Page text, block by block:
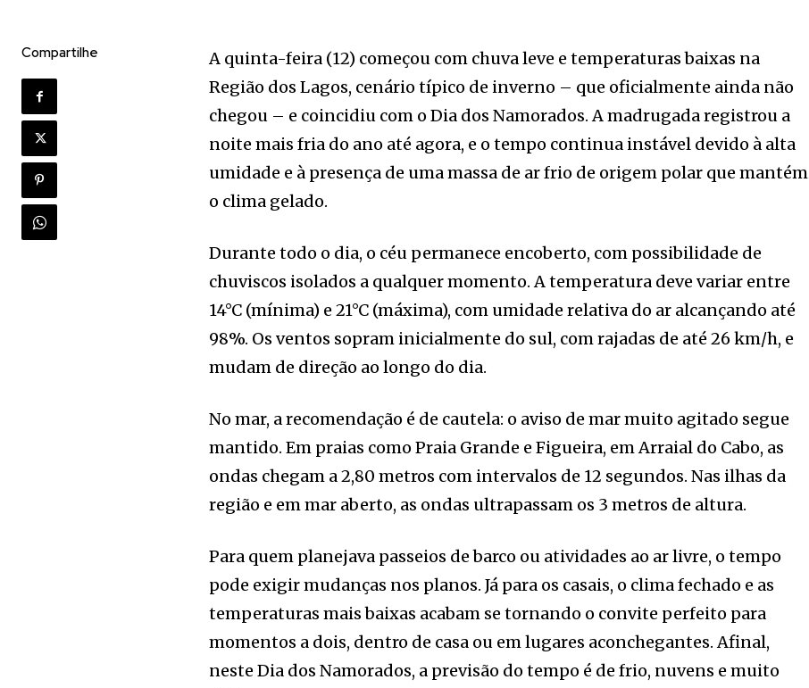
Compartilhe
A quinta-feira (12) começou com chuva leve e temperaturas baixas na
Região dos Lagos, cenário típico de inverno – que oficialmente ainda não
chegou – e coincidiu com o Dia dos Namorados. A madrugada registrou a
noite mais fria do ano até agora, e o tempo continua instável devido à alta
umidade e à presença de uma massa de ar frio de origem polar que mantém
o clima gelado.
Durante todo o dia, o céu permanece encoberto, com possibilidade de
chuviscos isolados a qualquer momento. A temperatura deve variar entre
14°C (mínima) e 21°C (máxima), com umidade relativa do ar alcançando até
98%. Os ventos sopram inicialmente do sul, com rajadas de até 26 km/h, e
mudam de direção ao longo do dia.
No mar, a recomendação é de cautela: o aviso de mar muito agitado segue
mantido. Em praias como Praia Grande e Figueira, em Arraial do Cabo, as
ondas chegam a 2,80 metros com intervalos de 12 segundos. Nas ilhas da
região e em mar aberto, as ondas ultrapassam os 3 metros de altura.
Para quem planejava passeios de barco ou atividades ao ar livre, o tempo
pode exigir mudanças nos planos. Já para os casais, o clima fechado e as
temperaturas mais baixas acabam se tornando o convite perfeito para
momentos a dois, dentro de casa ou em lugares aconchegantes. Afinal,
neste Dia dos Namorados, a previsão do tempo é de frio, nuvens e muito